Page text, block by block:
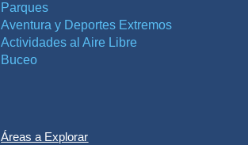
Parques
Aventura y Deportes Extremos
Actividades al Aire Libre
Buceo
Áreas a Explorar